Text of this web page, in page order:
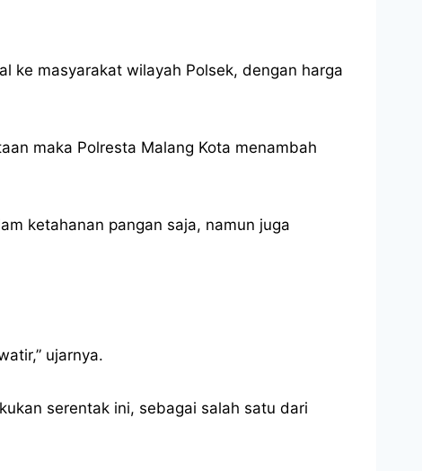
ke masyarakat wilayah Polsek, dengan harga
maka Polresta Malang Kota menambah
ketahanan pangan saja, namun juga
ujarnya.
serentak ini, sebagai salah satu dari